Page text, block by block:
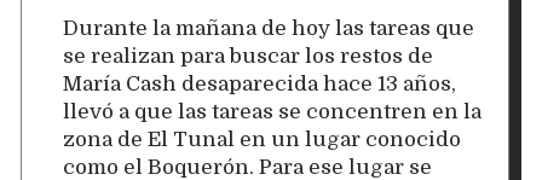
Durante la mañana de hoy las tareas que
se realizan para buscar los restos de
María Cash desaparecida hace 13 años,
llevó a que las tareas se concentren en la
zona de El Tunal en un lugar conocido
como el Boquerón. Para ese lugar se